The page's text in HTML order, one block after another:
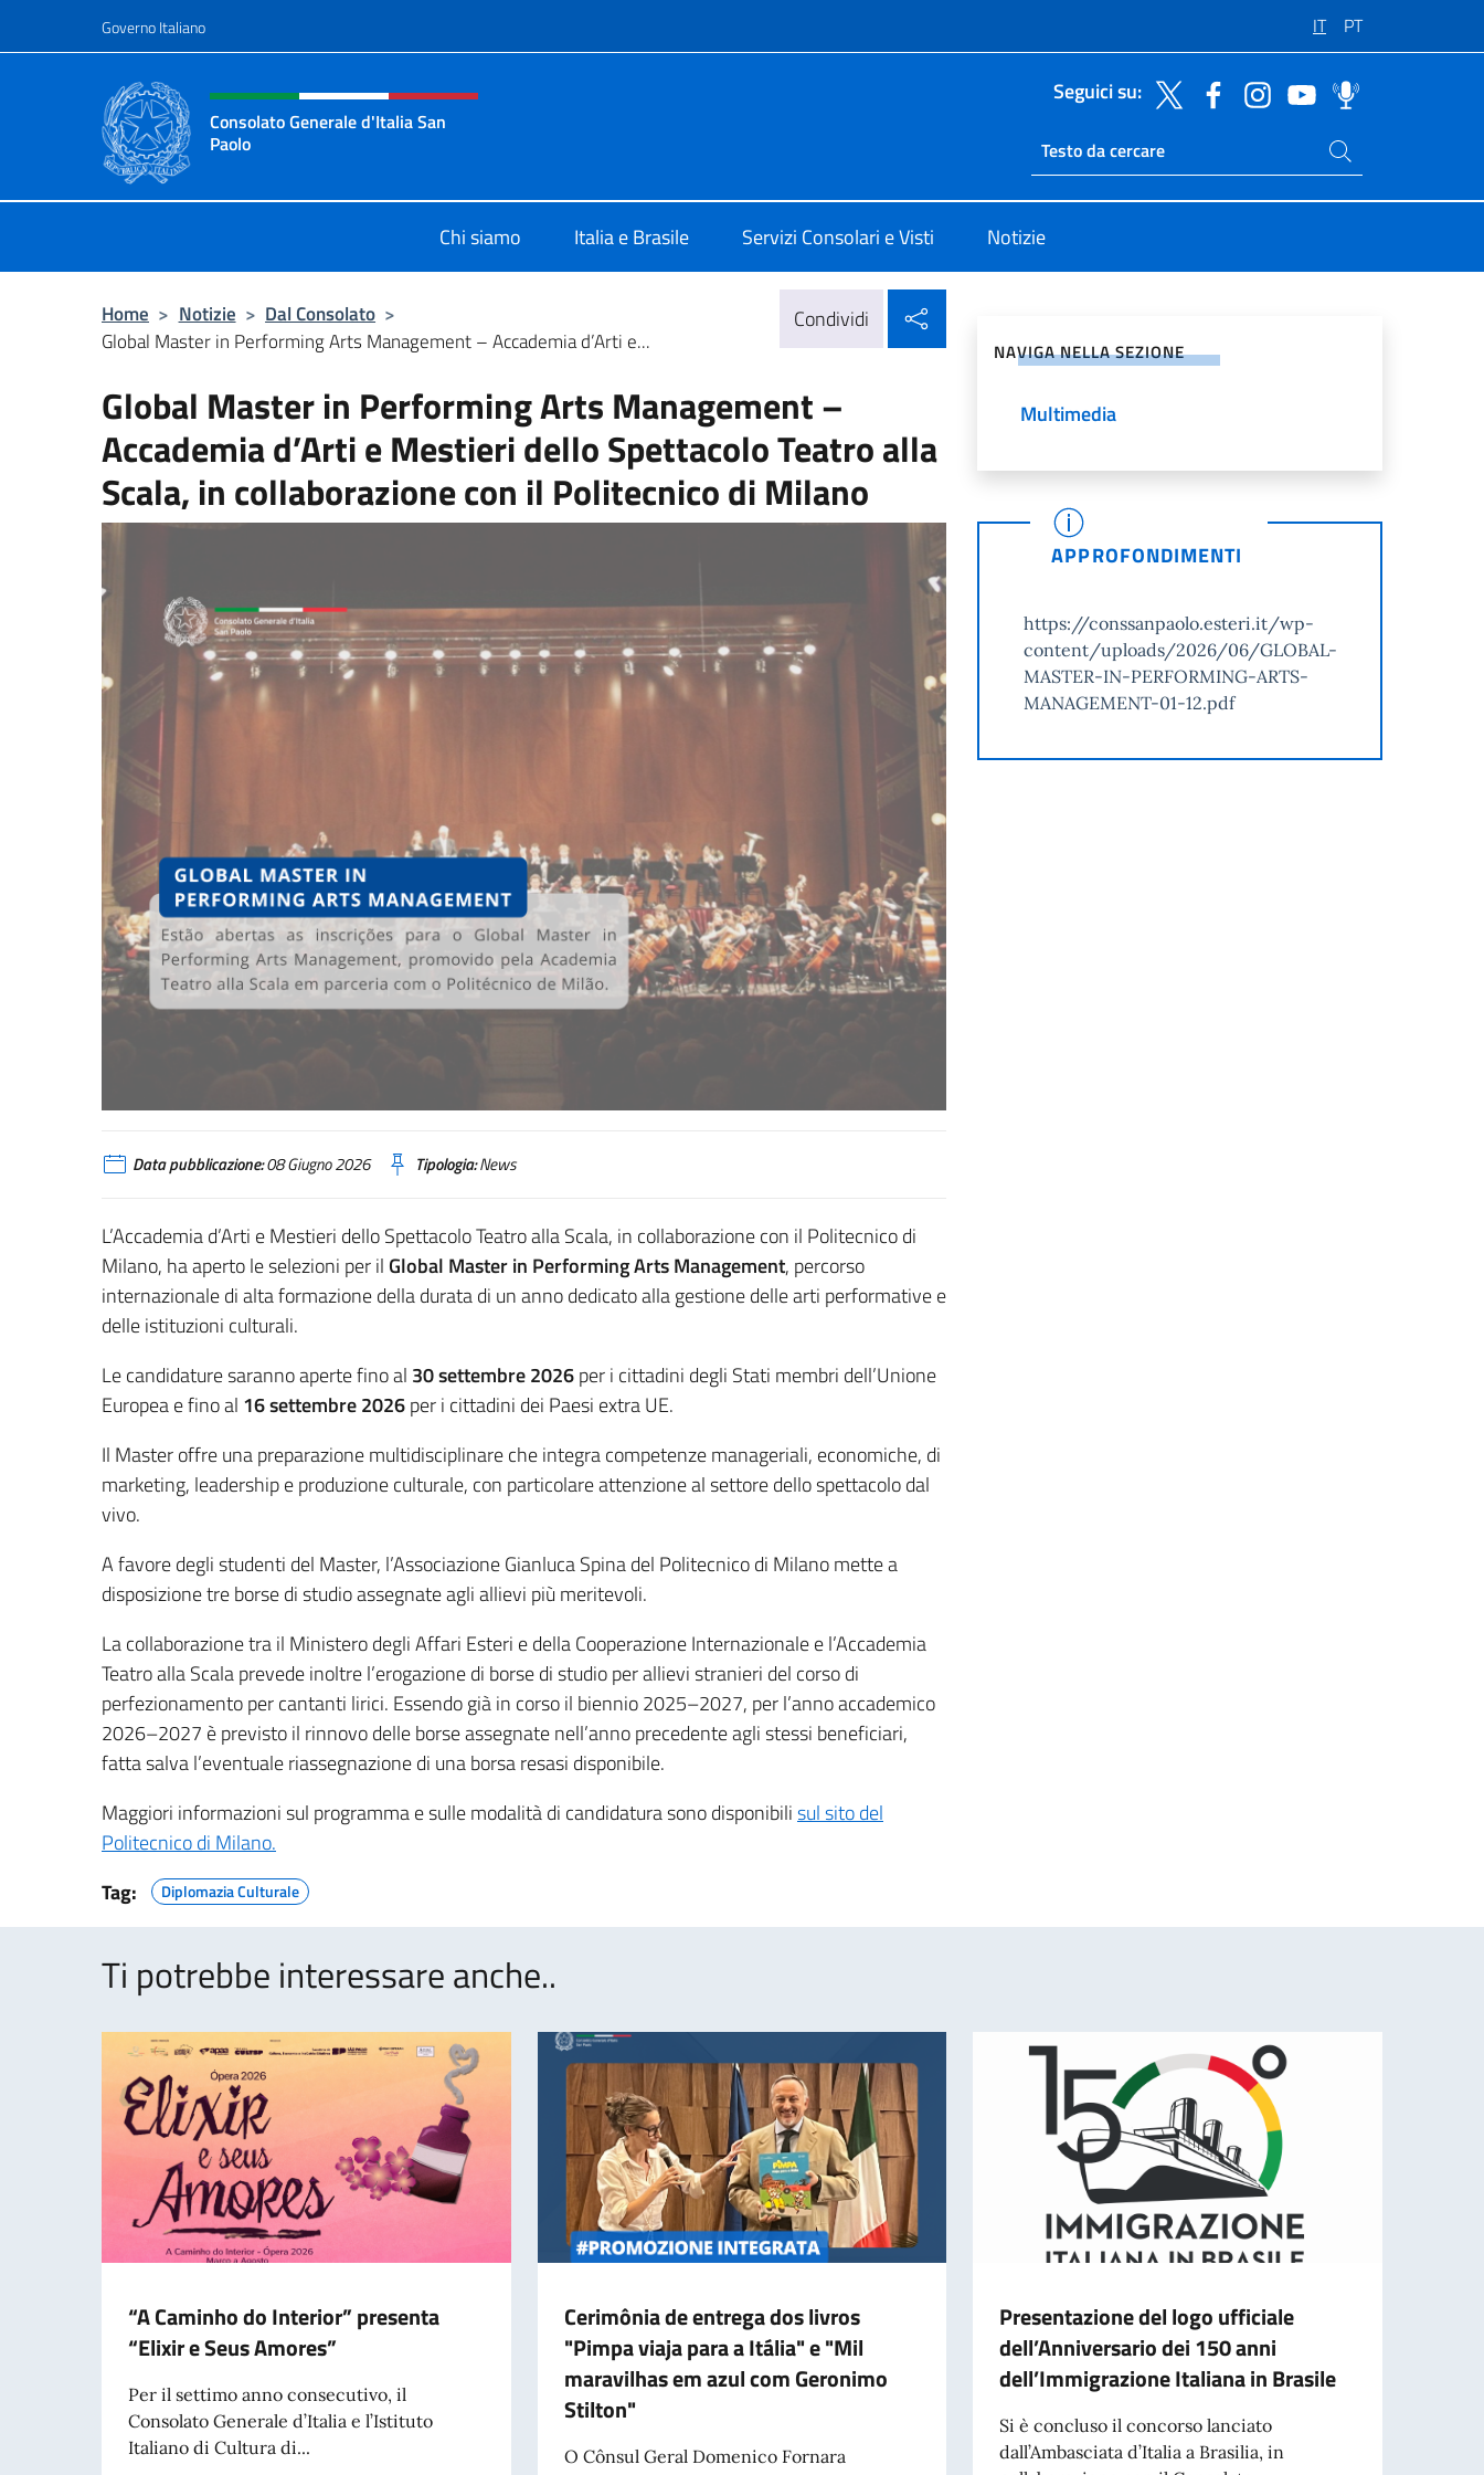
Governo Italiano IT PT
Intestazione sito, social e menù
Consolato Generale d'Italia San
Paolo
Seguici su:
Ricerca sito live
Cerca nel sito
Chi siamo Italia e Brasile Servizi Consolari e Visti Notizie
Home > Notizie > Dal Consolato >
Global Master in Performing Arts Management – Accademia d’Arti e...
Condividi
Global Master in Performing Arts Management –
Accademia d’Arti e Mestieri dello Spettacolo Teatro alla
Scala, in collaborazione con il Politecnico di Milano
Data pubblicazione:08 Giugno 2026 Tipologia:News
L’Accademia d’Arti e Mestieri dello Spettacolo Teatro alla Scala, in collaborazione con il Politecnico di
Milano, ha aperto le selezioni per il Global Master in Performing Arts Management, percorso
internazionale di alta formazione della durata di un anno dedicato alla gestione delle arti performative e
delle istituzioni culturali.
Le candidature saranno aperte fino al 30 settembre 2026per i cittadini degli Stati membri dell’Unione
Europea e fino al 16 settembre 2026per i cittadini dei Paesi extra UE.
Il Master offre una preparazione multidisciplinare che integra competenze manageriali, economiche, di
marketing, leadership e produzione culturale, con particolare attenzione al settore dello spettacolo dal
vivo.
A favore degli studenti del Master, l’Associazione Gianluca Spina del Politecnico di Milano mette a
disposizione tre borse di studio assegnate agli allievi più meritevoli.
La collaborazione tra il Ministero degli Affari Esteri e della Cooperazione Internazionale e l’Accademia
Teatro alla Scala prevede inoltre l’erogazione di borse di studio per allievi stranieri del corso di
perfezionamento per cantanti lirici. Essendo già in corso il biennio 2025–2027, per l’anno accademico
2026–2027 è previsto il rinnovo delle borse assegnate nell’anno precedente agli stessi beneficiari,
fatta salva l’eventuale riassegnazione di una borsa resasi disponibile.
Maggiori informazioni sul programma e sulle modalità di candidatura sono disponibilisul sito del
Politecnico di Milano.
Tag:
Diplomazia Culturale
NAVIGA NELLA SEZIONE
Multimedia
APPROFONDIMENTI
https://conssanpaolo.esteri.it/wp-
content/uploads/2026/06/GLOBAL-
MASTER-IN-PERFORMING-ARTS-
MANAGEMENT-01-12.pdf
Ti potrebbe interessare anche..
“A Caminho do Interior” presenta
“Elixir e Seus Amores”
Per il settimo anno consecutivo, il
Consolato Generale d’Italia e l’Istituto
Italiano di Cultura di...
Cerimônia de entrega dos livros
"Pimpa viaja para a Itália" e "Mil
maravilhas em azul com Geronimo
Stilton"
O Cônsul Geral Domenico Fornara
Presentazione del logo ufficiale
dell’Anniversario dei 150 anni
dell’Immigrazione Italiana in Brasile
Si è concluso il concorso lanciato
dall’Ambasciata d’Italia a Brasilia, in